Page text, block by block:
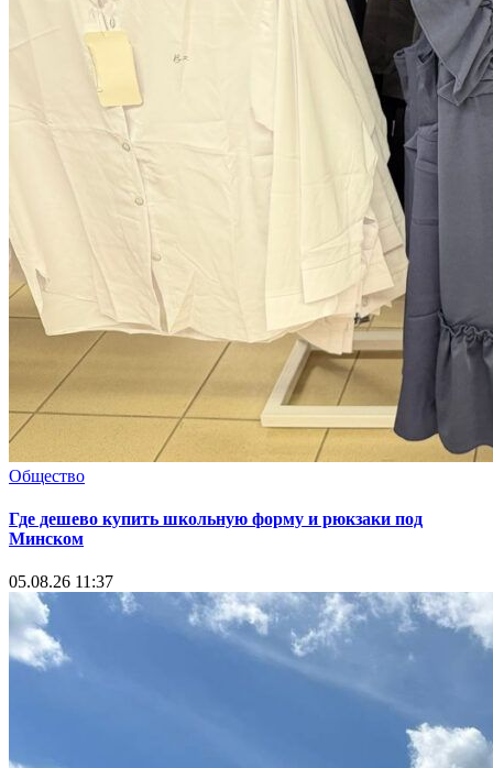
Общество
Где дешево купить школьную форму и рюкзаки под
Минском
05.08.26 11:37